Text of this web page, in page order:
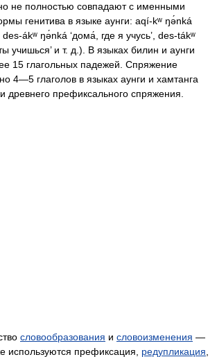
не полностью совпадают с именными
генитива в языке аунги: aqí-kʷ ŋə́nká
des-ákʷ ŋə́nká ‘дома́, где я учусь’, des-tákʷ
учишься’ и т. д.). В языках билин и аунги
15 глагольных падежей. Спряжение
4—5 глаголов в языках аунги и хамтанга
древнего префиксального спряжения.
словообразования и словоизменения —
используются префиксация, редупликация